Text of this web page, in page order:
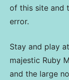
of this site and
error.
Stay and play at
majestic Ruby
and the large